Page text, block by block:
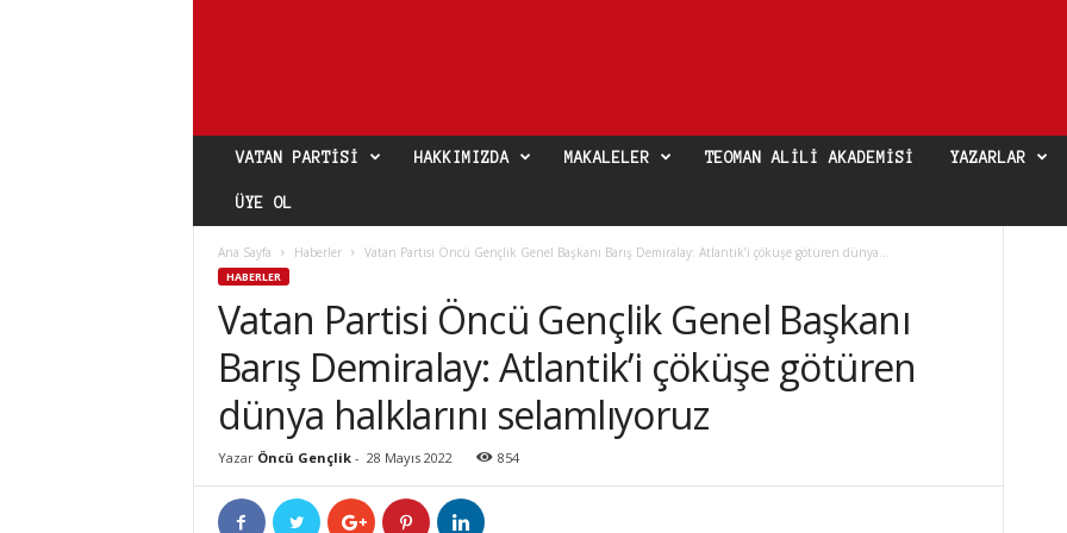
VATAN PARTISI HAKKIMIZDA MAKALELER TEOMAN ALILI AKADEMISI YAZARLAR
ÜYE OL
Ana Sayfa Haberler Vatan Partisi Öncü Gençlik Genel Başkanı Barış Demiralay: Atlantik’i çöküşe götüren dünya...
HABERLER
Vatan Partisi Öncü Gençlik Genel Başkanı
Barış Demiralay: Atlantik’i çöküşe götüren
dünya halklarını selamlıyoruz
Yazar Öncü Gençlik- 28 Mayıs 2022 854